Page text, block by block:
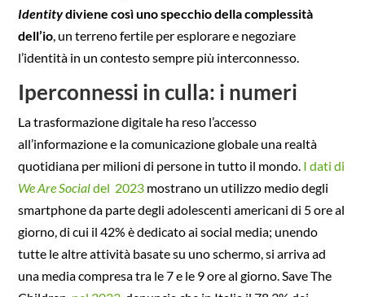
Identitydiviene così uno specchio della complessità
dell’io, un terreno fertile per esplorare e negoziare
l’identità in un contesto sempre più interconnesso.
Iperconnessi in culla: i numeri
La trasformazione digitale ha reso l’accesso
all’informazione e la comunicazione globale una realtà
quotidiana per milioni di persone in tutto il mondo. I dati di
We Are Socialdel 2023 mostrano un utilizzo medio degli
smartphone da parte degli adolescenti americani di 5 ore al
giorno, di cui il 42% è dedicato ai social media; unendo
tutte le altre attività basate su uno schermo, si arriva ad
una media compresa tra le 7 e le 9 ore al giorno. Save The